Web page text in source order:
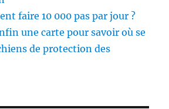
faire 10 000 pas par jour ?
une carte pour savoir où se
de protection des